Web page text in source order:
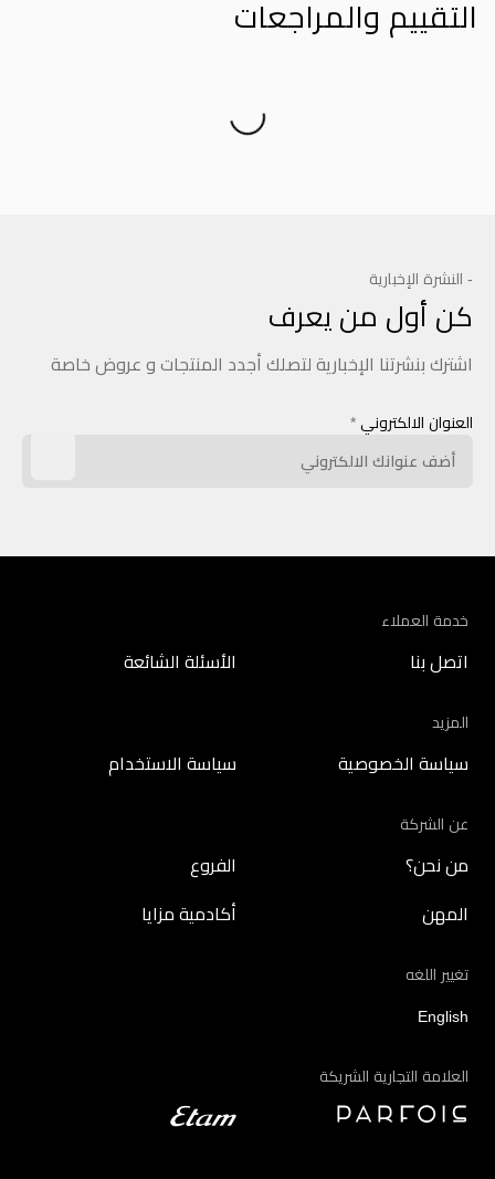
التقييم والمراجعات
- النشرة الإخبارية
كن أول من يعرف
اشترك بنشرتنا الإخبارية لتصلك أجدد المنتجات و عروض خاصة
العنوان الالكتروني *
خدمة العملاء
اتصل بنا الأسئلة الشائعة
المزيد
سياسة الخصوصية سياسة الاستخدام
عن الشركة
من نحن؟ الفروع
المهن أكادمية مزايا
تغيير اللغه
English
العلامة التجارية الشريكة